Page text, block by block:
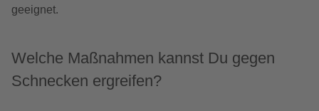
geeignet.
Welche Maßnahmen kannst Du gegen
Schnecken ergreifen?